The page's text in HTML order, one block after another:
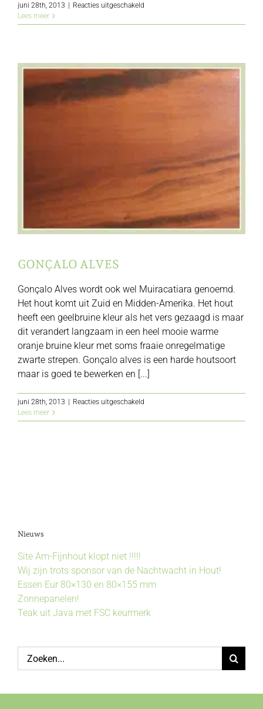
juni 28th, 2013 | Reacties uitgeschakeld
Lees meer
GONÇALO ALVES
Gonçalo Alves wordt ook wel Muiracatiara genoemd.
Het hout komt uit Zuid en Midden-Amerika. Het hout
heeft een geelbruine kleur als het vers gezaagd is maar
dit verandert langzaam in een heel mooie warme
oranje bruine kleur met soms fraaie onregelmatige
zwarte strepen. Gonçalo alves is een harde houtsoort
maar is goed te bewerken en [...]
juni 28th, 2013 | Reacties uitgeschakeld
alves
Lees meer
Nieuws
Site Am-Fijnhout klopt niet !!!!!
Wij zijn trots sponsor van de Nachtwacht in Hout!
Essen Eur 80×130 en 80×155 mm
Zonnepanelen!
Teak uit Java met FSC keurmerk
Zoeken
naar: